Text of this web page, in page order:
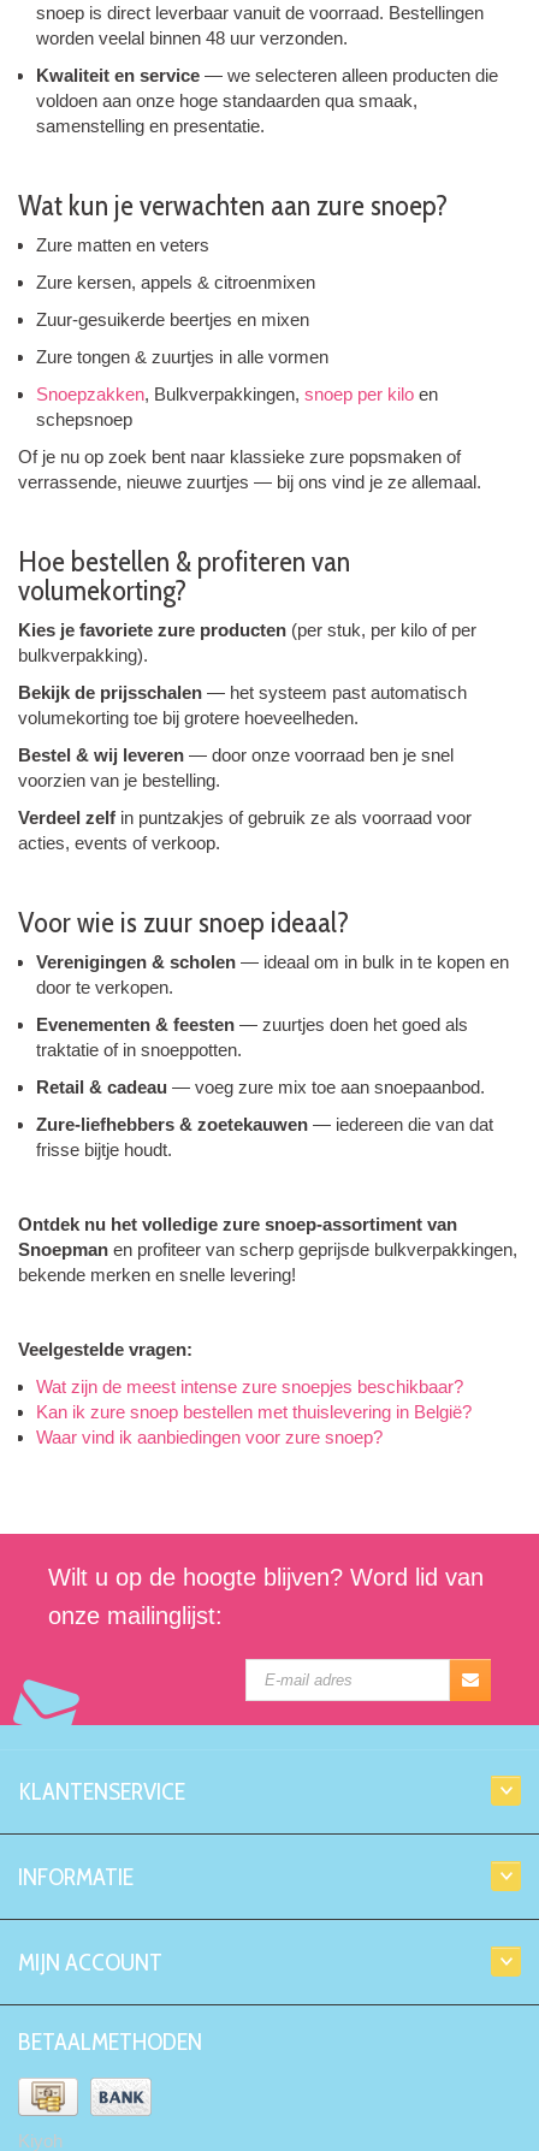
snoep is direct leverbaar vanuit de voorraad. Bestellingen
worden veelal binnen 48 uur verzonden.
Kwaliteit en service — we selecteren alleen producten die
voldoen aan onze hoge standaarden qua smaak,
samenstelling en presentatie.
Wat kun je verwachten aan zure snoep?
Zure matten en veters
Zure kersen, appels & citroenmixen
Zuur-gesuikerde beertjes en mixen
Zure tongen & zuurtjes in alle vormen
Snoepzakken, Bulkverpakkingen, snoep per kilo en
schepsnoep
Of je nu op zoek bent naar klassieke zure popsmaken of
verrassende, nieuwe zuurtjes — bij ons vind je ze allemaal.
Hoe bestellen & profiteren van
volumekorting?
Kies je favoriete zure producten (per stuk, per kilo of per
bulkverpakking).
Bekijk de prijs­schalen — het systeem past automatisch
volumekorting toe bij grotere hoeveelheden.
Bestel & wij leveren — door onze voorraad ben je snel
voorzien van je bestelling.
Verdeel zelf in puntzakjes of gebruik ze als voorraad voor
acties, events of verkoop.
Voor wie is zuur snoep ideaal?
Verenigingen & scholen — ideaal om in bulk in te kopen en
door te verkopen.
Evenementen & feesten — zuurtjes doen het goed als
traktatie of in snoeppotten.
Retail & cadeau — voeg zure mix toe aan snoepaanbod.
Zure-liefhebbers & zoetekauwen — iedereen die van dat
frisse bijtje houdt.
Ontdek nu het volledige zure snoep-assortiment van
Snoepman en profiteer van scherp geprijsde bulkverpakkingen,
bekende merken en snelle levering!
Veelgestelde vragen:
Wat zijn de meest intense zure snoepjes beschikbaar?
Kan ik zure snoep bestellen met thuislevering in België?
Waar vind ik aanbiedingen voor zure snoep?
Wilt u op de hoogte blijven? Word lid van
onze mailinglijst:
KLANTENSERVICE
INFORMATIE
MIJN ACCOUNT
BETAALMETHODEN
Kiyoh